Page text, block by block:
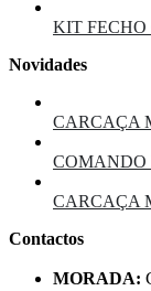
KIT FECHO
Novidades
CARCAÇA
CARCAÇA
Contactos
MORADA: